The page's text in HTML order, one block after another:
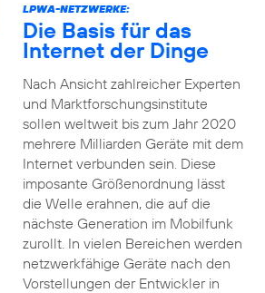
LPWA-NETZWERKE:
Die Basis für das
Internet der Dinge
Nach Ansicht zahlreicher Experten
und Marktforschungsinstitute
sollen weltweit bis zum Jahr 2020
mehrere Milliarden Geräte mit dem
Internet verbunden sein. Diese
imposante Größenordnung lässt
die Welle erahnen, die auf die
nächste Generation im Mobilfunk
zurollt. In vielen Bereichen werden
netzwerkfähige Geräte nach den
Vorstellungen der Entwickler in